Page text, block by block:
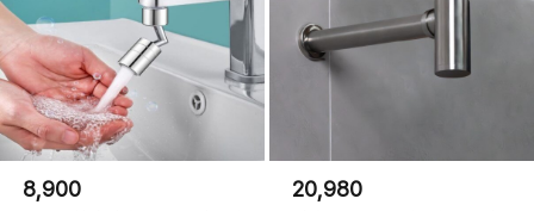
8,900 20,980